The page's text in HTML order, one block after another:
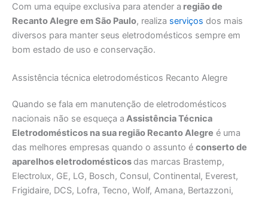
Com uma equipe exclusiva para atender a região de
Recanto Alegre em São Paulo, realiza serviços dos mais
diversos para manter seus eletrodomésticos sempre em
bom estado de uso e conservação.
Assistência técnica eletrodomésticos Recanto Alegre
Quando se fala em manutenção de eletrodomésticos
nacionais não se esqueça a Assistência Técnica
Eletrodomésticos na sua região Recanto Alegre é uma
das melhores empresas quando o assunto é conserto de
aparelhos eletrodomésticosdas marcas Brastemp,
Electrolux, GE, LG, Bosch, Consul, Continental, Everest,
Frigidaire, DCS, Lofra, Tecno, Wolf, Amana, Bertazzoni,